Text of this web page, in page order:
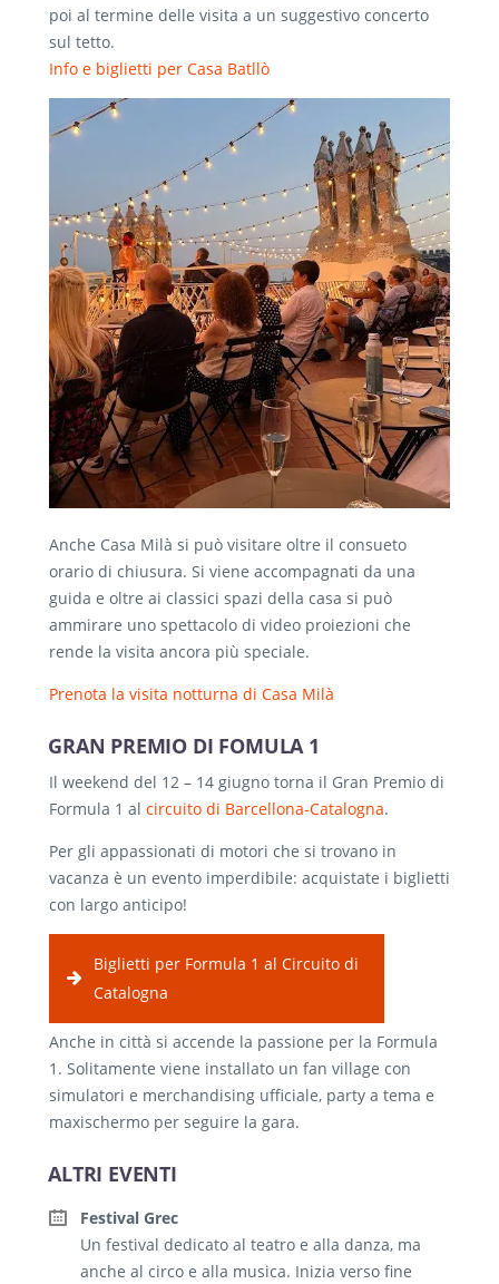
poi al termine delle visita a un suggestivo concerto
sul tetto.
Info e biglietti per Casa Batllò
Anche Casa Milà si può visitare oltre il consueto
orario di chiusura. Si viene accompagnati da una
guida e oltre ai classici spazi della casa si può
ammirare uno spettacolo di video proiezioni che
rende la visita ancora più speciale.
Prenota la visita notturna di Casa Milà
GRAN PREMIO DI FOMULA 1
Il weekend del 12 – 14 giugno torna il Gran Premio di
Formula 1 al circuito di Barcellona-Catalogna.
Per gli appassionati di motori che si trovano in
vacanza è un evento imperdibile: acquistate i biglietti
con largo anticipo!
Biglietti per Formula 1 al Circuito di
Catalogna
Anche in città si accende la passione per la Formula
1. Solitamente viene installato un fan village con
simulatori e merchandising ufficiale, party a tema e
maxischermo per seguire la gara.
ALTRI EVENTI
Festival Grec
Un festival dedicato al teatro e alla danza, ma
anche al circo e alla musica. Inizia verso fine